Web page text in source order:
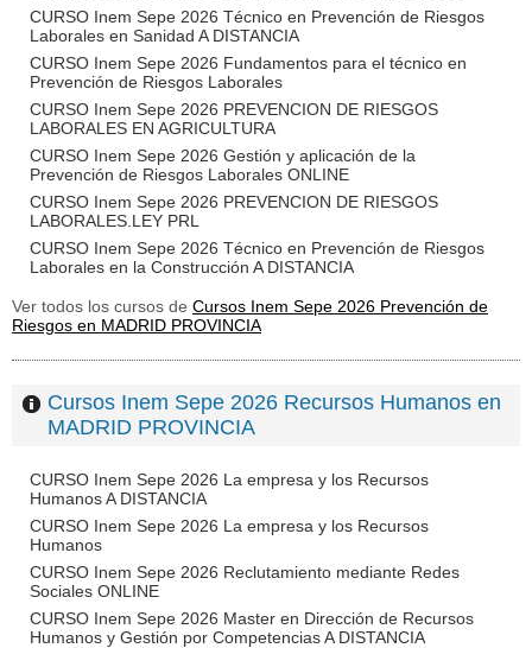
CURSO Inem Sepe 2026 Técnico en Prevención de Riesgos
Laborales en Sanidad A DISTANCIA
CURSO Inem Sepe 2026 Fundamentos para el técnico en
Prevención de Riesgos Laborales
CURSO Inem Sepe 2026 PREVENCION DE RIESGOS
LABORALES EN AGRICULTURA
CURSO Inem Sepe 2026 Gestión y aplicación de la
Prevención de Riesgos Laborales ONLINE
CURSO Inem Sepe 2026 PREVENCION DE RIESGOS
LABORALES.LEY PRL
CURSO Inem Sepe 2026 Técnico en Prevención de Riesgos
Laborales en la Construcción A DISTANCIA
Ver todos los cursos de Cursos Inem Sepe 2026 Prevención de
Riesgos en MADRID PROVINCIA
Cursos Inem Sepe 2026 Recursos Humanos en
MADRID PROVINCIA
CURSO Inem Sepe 2026 La empresa y los Recursos
Humanos A DISTANCIA
CURSO Inem Sepe 2026 La empresa y los Recursos
Humanos
CURSO Inem Sepe 2026 Reclutamiento mediante Redes
Sociales ONLINE
CURSO Inem Sepe 2026 Master en Dirección de Recursos
Humanos y Gestión por Competencias A DISTANCIA